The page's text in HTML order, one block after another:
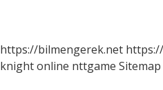
https://bilmengerek.net
knight online nttgame Sitemap